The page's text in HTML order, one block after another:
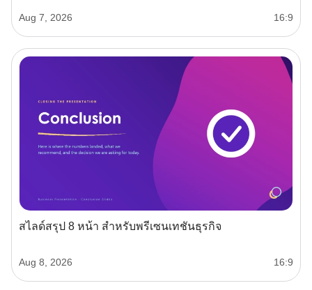
Aug 7, 2026 16:9
สไลด์สรุป 8 หน้า สำหรับพรีเซนเทชันธุรกิจ
Aug 8, 2026 16:9